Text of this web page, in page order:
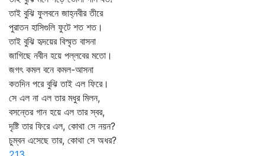
তাই বুঝি ফুলবনে জাহ্নবীর তীরে
পুরাতন হাসিগুলি ফুটে শত শত।
তাই বুঝি হৃদয়ের বিস্মৃত বাসনা
জাগিছে নবীন হয়ে পল্লবের মতো।
জগৎ কমল বনে কমল-আসনা
কতদিন পরে বুঝি তাই এল ফিরে।
সে এল না এল তার মধুর মিলন,
বসন্তের গান হয়ে এল তার স্বর,
দৃষ্টি তার ফিরে এল, কোথা সে নয়ন?
চুম্বন এসেছে তার, কোথা সে অধর?